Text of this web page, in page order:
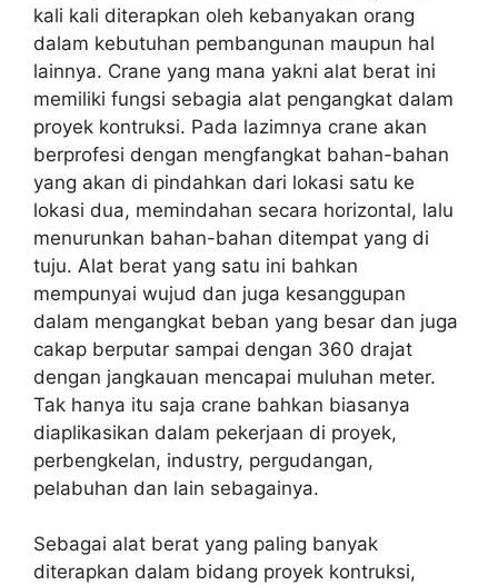
kali kali diterapkan oleh kebanyakan orang
dalam kebutuhan pembangunan maupun hal
lainnya. Crane yang mana yakni alat berat ini
memiliki fungsi sebagia alat pengangkat dalam
proyek kontruksi. Pada lazimnya crane akan
berprofesi dengan mengfangkat bahan-bahan
yang akan di pindahkan dari lokasi satu ke
lokasi dua, memindahan secara horizontal, lalu
menurunkan bahan-bahan ditempat yang di
tuju. Alat berat yang satu ini bahkan
mempunyai wujud dan juga kesanggupan
dalam mengangkat beban yang besar dan juga
cakap berputar sampai dengan 360 drajat
dengan jangkauan mencapai muluhan meter.
Tak hanya itu saja crane bahkan biasanya
diaplikasikan dalam pekerjaan di proyek,
perbengkelan, industry, pergudangan,
pelabuhan dan lain sebagainya.
Sebagai alat berat yang paling banyak
diterapkan dalam bidang proyek kontruksi,